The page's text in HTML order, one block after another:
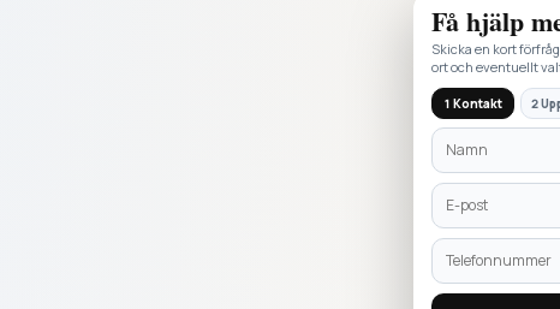
Få hjälp
Skicka en kort
ort och eventuellt
1 Kontakt 2